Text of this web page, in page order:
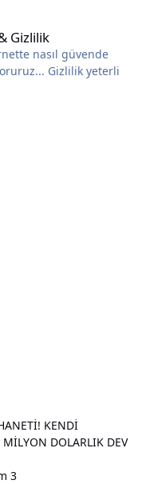
Gizlilik
nasıl güvende
Gizlilik yeterli
KENDİ
DOLARLIK DEV
3